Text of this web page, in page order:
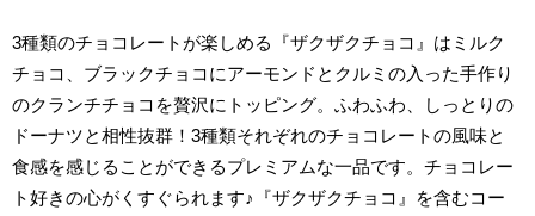
3種類のチョコレートが楽しめる『ザクザクチョコ』はミルク
チョコ、ブラックチョコにアーモンドとクルミの入った手作り
のクランチチョコを贅沢にトッピング。ふわふわ、しっとりの
ドーナツと相性抜群！3種類それぞれのチョコレートの風味と
食感を感じることができるプレミアムな一品です。チョコレー
ト好きの心がくすぐられます♪『ザクザクチョコ』を含むコー